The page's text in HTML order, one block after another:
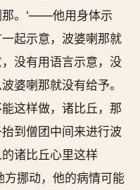
那。'——他用身体示
起示意，波婆喇那就
没有用语言示意，没
婆喇那就没有给予。
这样做，诸比丘，那
到僧团中间来进行波
诸比丘心里这样
挪动，他的病情可能